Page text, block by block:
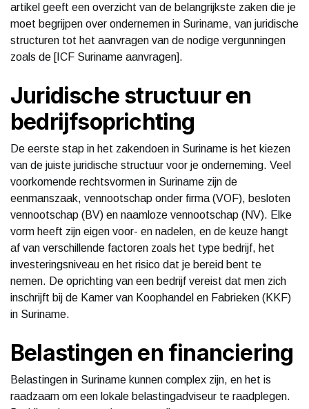
artikel geeft een overzicht van de belangrijkste zaken die je
moet begrijpen over ondernemen in Suriname, van juridische
structuren tot het aanvragen van de nodige vergunningen
zoals de [ICF Suriname aanvragen].
Juridische structuur en
bedrijfsoprichting
De eerste stap in het zakendoen in Suriname is het kiezen
van de juiste juridische structuur voor je onderneming. Veel
voorkomende rechtsvormen in Suriname zijn de
eenmanszaak, vennootschap onder firma (VOF), besloten
vennootschap (BV) en naamloze vennootschap (NV). Elke
vorm heeft zijn eigen voor- en nadelen, en de keuze hangt
af van verschillende factoren zoals het type bedrijf, het
investeringsniveau en het risico dat je bereid bent te
nemen. De oprichting van een bedrijf vereist dat men zich
inschrijft bij de Kamer van Koophandel en Fabrieken (KKF)
in Suriname.
Belastingen en financiering
Belastingen in Suriname kunnen complex zijn, en het is
raadzaam om een lokale belastingadviseur te raadplegen.